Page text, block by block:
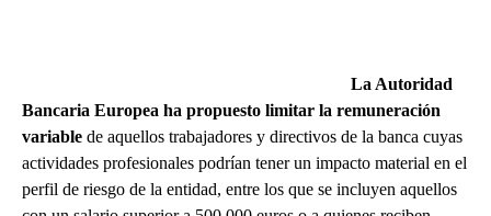
La Autoridad
Bancaria Europea ha propuesto limitar la remuneración
variable de aquellos trabajadores y directivos de la banca cuyas
actividades profesionales podrían tener un impacto material en el
perfil de riesgo de la entidad, entre los que se incluyen aquellos